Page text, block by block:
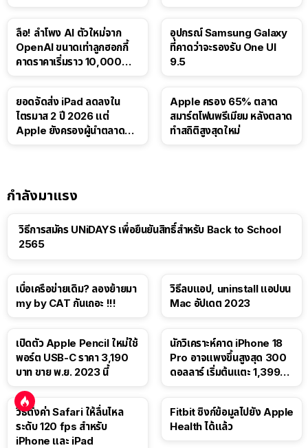
ลือ! ลำโพง AI ตัวใหม่จาก
OpenAI ขนาดเท่าลูกฮอกกี้
คาดราคาเริ่มราว 10,000
อุปกรณ์ Samsung Galaxy
ที่คาดว่าจะรองรับ One UI
9.5
ยอดจัดส่ง iPad ลดลงใน
ไตรมาส 2 ปี 2026 แต่
Apple ยังครองผู้นำตลาด
Apple ครอง 65% ตลาด
สมาร์ตโฟนพรีเมียม หลังตลาด
ทำสถิติสูงสุดใหม่
กำลังมาแรง
วิธีการสมัคร UNiDAYS เพื่อยืนยันสิทธิ์สำหรับ Back to School
2565
เบื่อเครือข่ายเดิม? ลองย้ายมา
my by CAT กันเถอะ !!!
วิธีลบแอป, uninstall แอปบน
Mac อัปเดต 2023
เปิดตัว Apple Pencil ใหม่ใช้
พอร์ต USB-C ราคา 3,190
บาท ขาย พ.ย. 2023 นี้
นักวิเคราะห์คาด iPhone 18
Pro อาจแพงขึ้นสูงสุด 300
ดอลลาร์ เริ่มต้นแตะ 1,399
วิธีตั้งค่า Safari ให้ลื่นไหล
ระดับ 120 fps สำหรับ
iPhone และ iPad
Fitbit ซิงก์ข้อมูลไปยัง Apple
Health ได้แล้ว